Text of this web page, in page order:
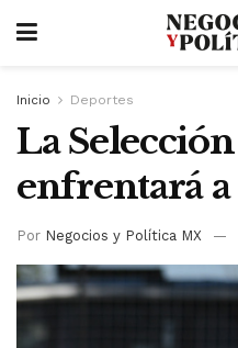
Inicio Deportes
La Selección
enfrentará
Por Negocios y Política MX